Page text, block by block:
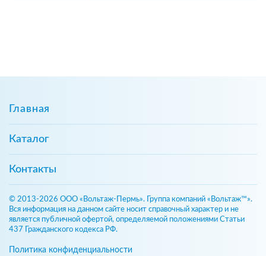
Главная
Каталог
Контакты
© 2013-2026 ООО «Вольтаж-Пермь». Группа компаний «Вольтаж™».
Вся информация на данном сайте носит справочный характер и не
является публичной офертой, определяемой положениями Статьи
437 Гражданского кодекса РФ.
Политика конфиденциальности